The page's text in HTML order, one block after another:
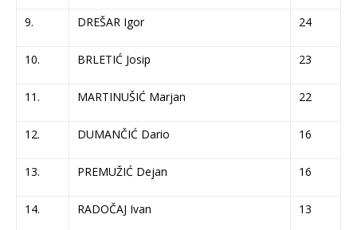
9. DREŠAR Igor 24
10. BRLETIĆ Josip 23
11. MARTINUŠIĆ Marjan 22
12. DUMANČIĆ Dario 16
13. PREMUŽIĆ Dejan 16
14. RADOČAJ Ivan 13